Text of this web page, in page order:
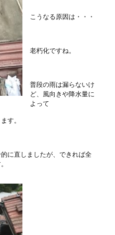
こうなる原因は・・・
老朽化ですね。
普段の雨は漏らないけ
ど、風向きや降水量に
よって
す。
に直しましたが、できれば全